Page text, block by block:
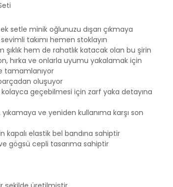
setle minik oğlunuzu dışarı çıkmaya
takımı hemen stoklayın
hem de rahatlık katacak olan bu şirin
hırka ve onlarla uyumu yakalamak için
tamamlanıyor
oluşuyor
kolayca geçebilmesi için zarf yaka detayına
ve yeniden kullanıma karşı son
elastik bel bandına sahiptir
gögsü cepli tasarıma sahiptir